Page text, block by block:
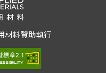
材料贊助執行